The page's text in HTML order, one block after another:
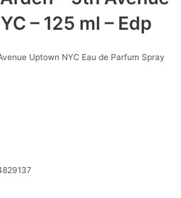
– 125 ml – Edp
Uptown NYC Eau de Parfum Spray